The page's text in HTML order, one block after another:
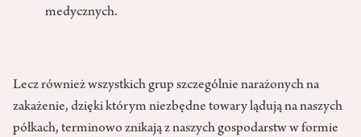
medycznych.
Lecz również wszystkich grup szczególnie narażonych na
zakażenie, dzięki którym niezbędne towary lądują na naszych
półkach, terminowo znikają z naszych gospodarstw w formie